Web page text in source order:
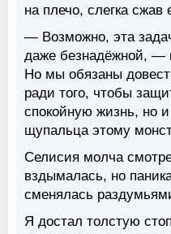
на плечо, слегка сжав
— Возможно, эта
даже безнадёжной, —
Но мы обязаны
ради того, чтобы
спокойную жизнь, но
щупальца этому
Селисия молча
вздымалась, но
сменялась
Я достал толстую